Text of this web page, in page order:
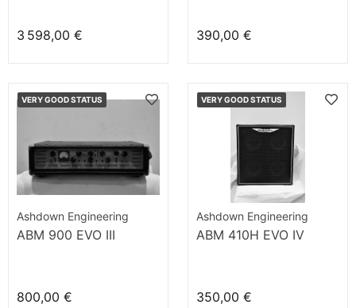
3 598,00 € 390,00 €
VERY GOOD STATUS
Ashdown Engineering
ABM 900 EVO III
800,00 €
VERY GOOD STATUS
Ashdown Engineering
ABM 410H EVO IV
350,00 €